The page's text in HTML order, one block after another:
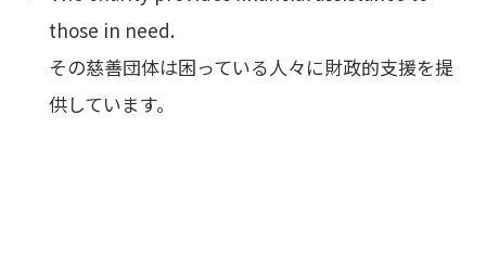
those in need.
その慈善団体は困っている人々に財政的支援を提
供しています。